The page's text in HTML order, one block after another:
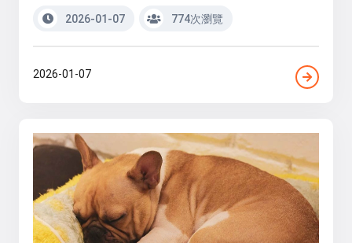
2026-01-07 774次瀏覽
2026-01-07